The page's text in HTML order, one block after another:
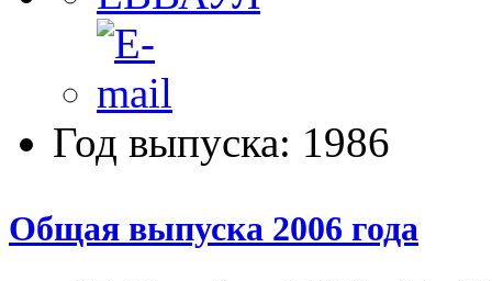
Год выпуска: 1986
Общая выпуска 2006 года